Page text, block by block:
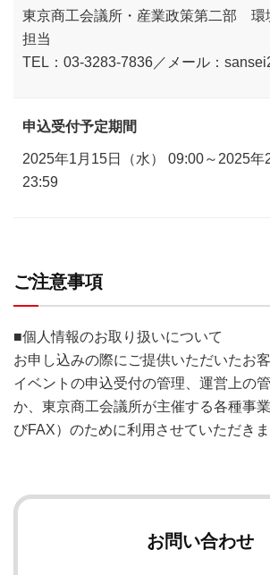
東京商工会議所・産業政策第二部 環
担当
TEL：03-3283-7836／メール：
申込受付予定期間
2025年1月15日（水） 09:00～2025年
23:59
ご注意事項
■個人情報のお取り扱いについて
お申し込みの際にご提供いただいたお
イベントの申込受付の管理、運営上の
か、東京商工会議所が主催する各種事
びFAX）のために利用させていただきま
お問い合わせ